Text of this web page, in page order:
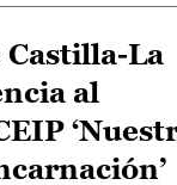
Castilla-La
al